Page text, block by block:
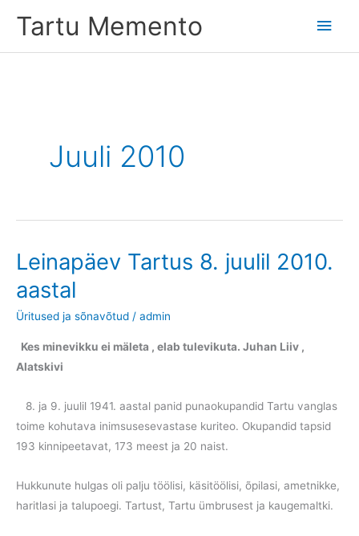
Tartu Memento
Main
Juuli 2010
Leinapäev Tartus 8. juulil 2010.
aastal
Üritused ja sõnavõtud / admin
Kes minevikku ei mäleta , elab tulevikuta. Juhan Liiv ,
Alatskivi
8. ja 9. juulil 1941. aastal panid punaokupandid Tartu vanglas
toime kohutava inimsusesevastase kuriteo. Okupandid tapsid
193 kinnipeetavat, 173 meest ja 20 naist.
Hukkunute hulgas oli palju töölisi, käsitöölisi, õpilasi, ametnikke,
haritlasi ja talupoegi. Tartust, Tartu ümbrusest ja kaugemaltki.